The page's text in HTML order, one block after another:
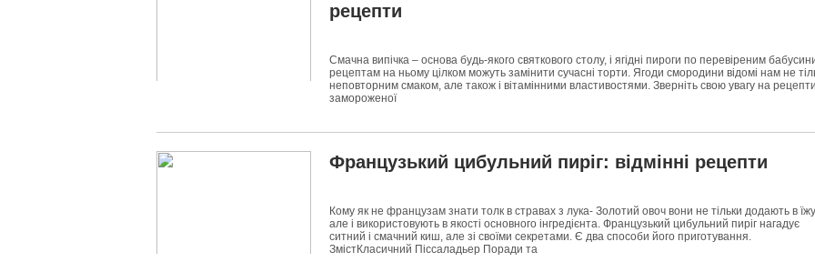
рецепти
Смачна випічка – основа будь-якого святкового столу, і ягідні пироги по перевіреним
рецептам на ньому цілком можуть замінити сучасні торти. Ягоди смородини відомі нам не
неповторним смаком, але також і вітамінними властивостями. Зверніть свою увагу на
замороженої
Французький цибульний пиріг: відмінні рецепти
Кому як не французам знати толк в стравах з лука- Золотий овоч вони не тільки додають в
але і використовують в якості основного інгредієнта. Французький цибульний пиріг нагадує
ситний і смачний киш, але зі своїми секретами. Є два способи його приготування.
ЗмістКласичний Піссаладьер Поради та